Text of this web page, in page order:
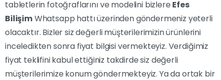
tabletlerin fotoğraflarını ve modelini bizlere Efes
BilişimWhatsapp hattı üzerinden göndermeniz yeterli
olacaktır. Bizler siz değerli müşterilerimizin ürünlerini
inceledikten sonra fiyat bilgisi vermekteyiz. Verdiğimiz
fiyat teklifini kabul ettiğiniz takdirde siz değerli
müşterilerimize konum göndermekteyiz. Ya da ortak bir